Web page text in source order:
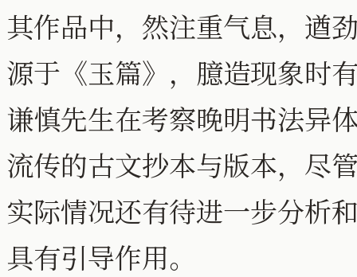
其作品中，然注重气息，遒
源于《玉篇》，臆造现象时
谦慎先生在考察晚明书法异
流传的古文抄本与版本，尽
实际情况还有待进一步分析
具有引导作用。